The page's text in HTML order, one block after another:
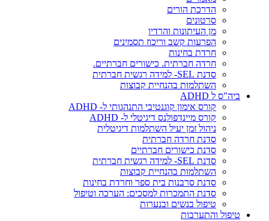
הדרכת הורים
סרטונים
מן העיתונות והרדיו
הפרעות קשב וריכוז תסמינים
חרדת בחינות
חרדה חברתית. כישורים חברתיים.
סדנת SEL- למידה רגשית חברתית
השתלמות בהנחיית קבוצות
ביה"ס ל ADHD
קורס אימון קוגנטיבי התנהגותי ל- ADHD
קורס מיינדפולנס דיגיטלי ל- ADHD
ניהול זמן יעיל השתלמות דיגיטלית
סדנת חרדה חברתית
סדנת כישורים חברתיים
סדנת SEL- למידה רגשית חברתית
השתלמות בהנחיית קבוצות
סדנת סרבנות בית ספר וחרדת בחינות
סדנת התמכרות למסכים: הערכה וטיפול
טיפול בנשים ובנערות
טיפול והתערבות